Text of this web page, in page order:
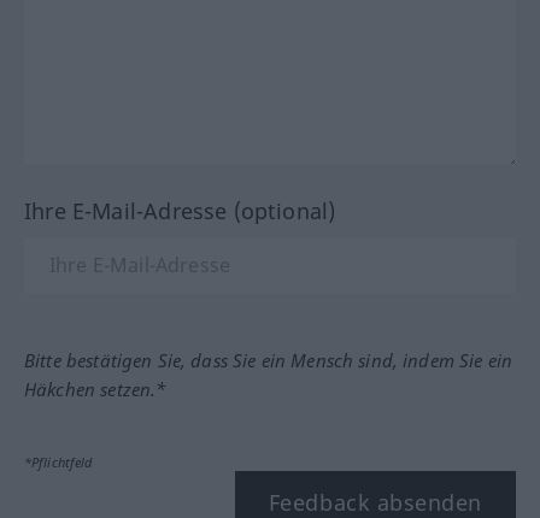
Ihre E-Mail-Adresse (optional)
Bitte bestätigen Sie, dass Sie ein Mensch sind, indem Sie ein
Häkchen setzen.*
*Pflichtfeld
Feedback absenden